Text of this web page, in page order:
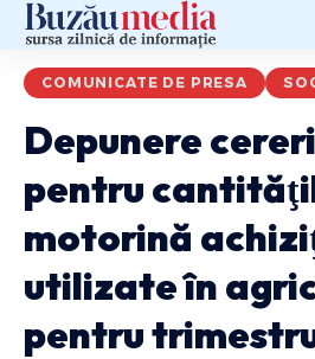
COMUNICATE DE PRESA
Depunere
pentru
motorină
utilizate în
pentru